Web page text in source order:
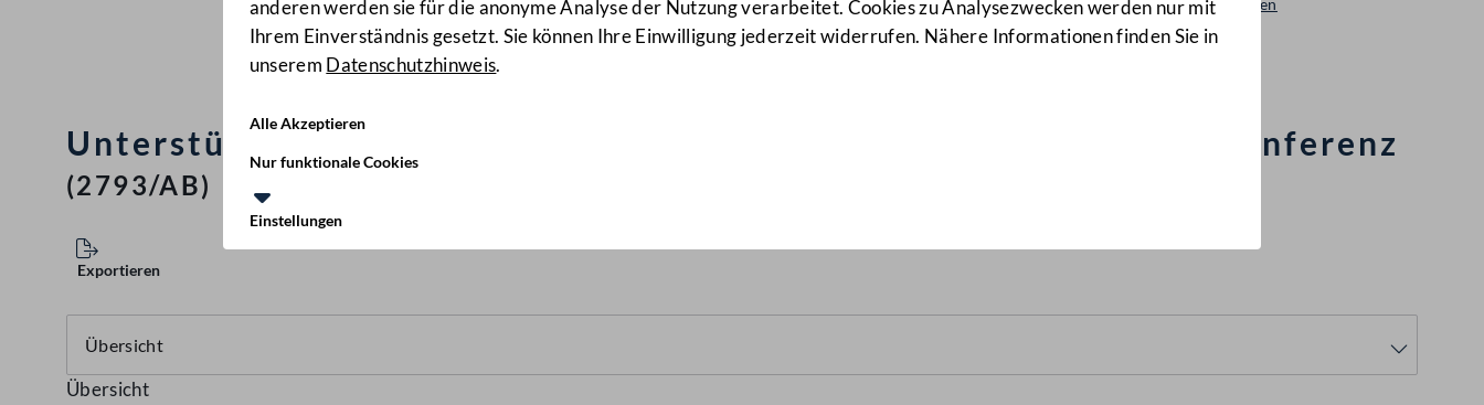
anderen werden sie für die anonyme Analyse der Nutzung verarbeitet. Cookies zu Analysezwecken werden nur mit
Ihrem Einverständnis gesetzt. Sie können Ihre Einwilligung jederzeit widerrufen. Nähere Informationen finden Sie in
unserem Datenschutzhinweis.
Alle Akzeptieren
Nur funktionale Cookies
Einstellungen
Beantwortungen
2793/AB
Unterstützung der Zukunft Syriens und der Region – Brüssel-IV-Konferenz
(2793/AB)
Exportieren
Übersicht